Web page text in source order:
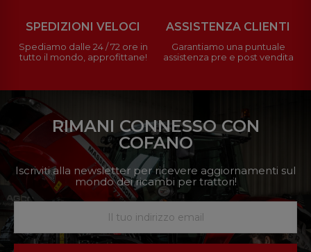
SPEDIZIONI VELOCI
Spediamo dalle 24 / 72 ore in
tutto il mondo, approfittane!
ASSISTENZA CLIENTI
Garantiamo una puntuale
assistenza pre e post vendita
RIMANI CONNESSO CON
COFANO
Iscriviti alla newsletter per ricevere aggiornamenti sul
mondo dei ricambi per trattori!